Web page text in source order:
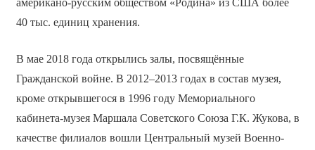
40 тыс. единиц хранения.
В мае 2018 года открылись залы, посвящённые
Гражданской войне. В 2012–2013 годах в состав музея,
кроме открывшегося в 1996 году Мемориального
кабинета-музея Маршала Советского Союза Г.К. Жукова, в
качестве филиалов вошли Центральный музей Военно-